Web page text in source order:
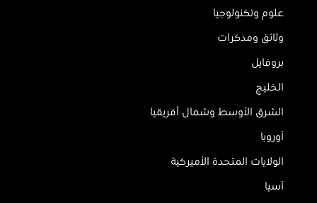
علوم وتكنولوجيا
وثائق ومذكرات
بروفايل
الخليج
الشرق الأوسط وشمال أفريقيا
أوروبا
الولايات المتحدة الأميركية
آسيا